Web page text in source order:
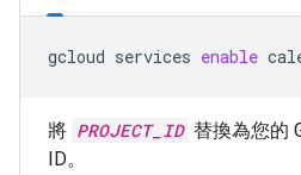
gcloud services enable
將 PROJECT_ID 替換為您的
ID。